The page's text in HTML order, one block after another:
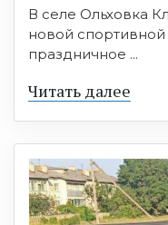
В селе Ольховка
новой
праздничное ...
Читать далее